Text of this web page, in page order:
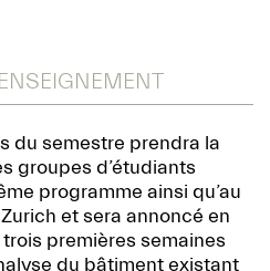
du semestre prendra la
groupes d’étudiants
programme ainsi qu’au
et sera annoncé en
premières semaines
du bâtiment existant